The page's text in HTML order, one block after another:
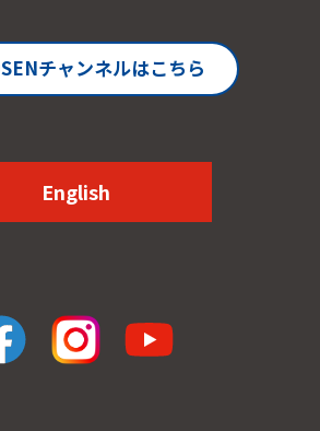
English
facebookインスタ
チャンネルはこちら